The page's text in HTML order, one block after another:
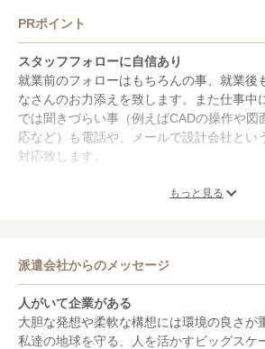
PRポイント
スタッフフォローに自信あり
就業前のフォローはもちろんの事、就業後
なさんのお力添えを致します。また仕事中
では聞きづらい事（例えばCADの操作や図
応など）も電話や、メールで設計会社とい
対応致します。
建設・土木・不動産業界のお仕事が豊富
長年、土木の設計会社として培ってきた信
遣先は土木の橋梁分野の他、建築・設備と
富にご用意しております。
もっと見る
派遣会社からのメッセージ
人がいて企業がある
大胆な発想や柔軟な構想には環境の良さが
私達の地球を守る、人を活かすビッグスケ